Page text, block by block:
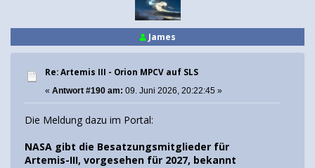
James
Re: Artemis III - Orion MPCV auf SLS
« Antwort #190 am: 09. Juni 2026, 20:22:45 »
Die Meldung dazu im Portal:
NASA gibt die Besatzungsmitglieder für
Artemis-III, vorgesehen für 2027, bekannt